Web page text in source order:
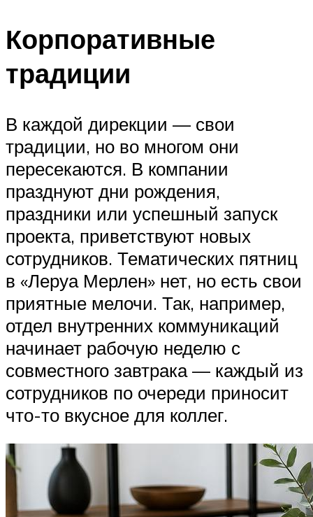
Корпоративные
традиции
В каждой дирекции — свои
традиции, но во многом они
пересекаются. В компании
празднуют дни рождения,
праздники или успешный запуск
проекта, приветствуют новых
сотрудников. Тематических пятниц
в «Леруа Мерлен» нет, но есть свои
приятные мелочи. Так, например,
отдел внутренних коммуникаций
начинает рабочую неделю с
совместного завтрака — каждый из
сотрудников по очереди приносит
что-то вкусное для коллег.